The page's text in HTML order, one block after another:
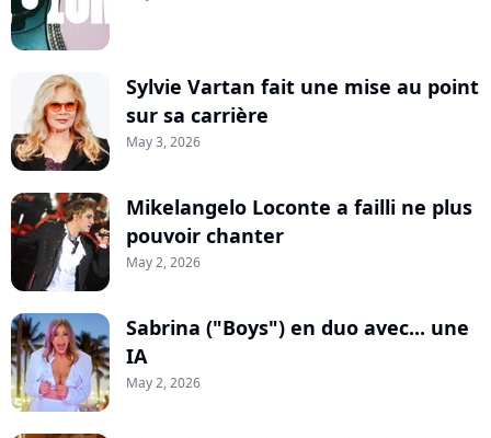
Sylvie Vartan fait une mise au point
sur sa carrière
May 3, 2026
Mikelangelo Loconte a failli ne plus
pouvoir chanter
May 2, 2026
Sabrina ("Boys") en duo avec... une
IA
May 2, 2026